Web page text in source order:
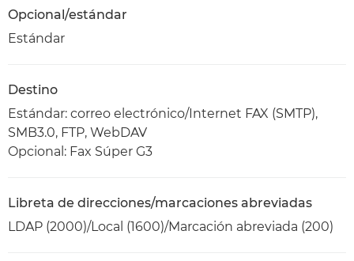
Opcional/estándar
Estándar
Destino
Estándar: correo electrónico/Internet FAX (SMTP),
SMB3.0, FTP, WebDAV
Opcional: Fax Súper G3
Libreta de direcciones/marcaciones abreviadas
LDAP (2000)/Local (1600)/Marcación abreviada (200)